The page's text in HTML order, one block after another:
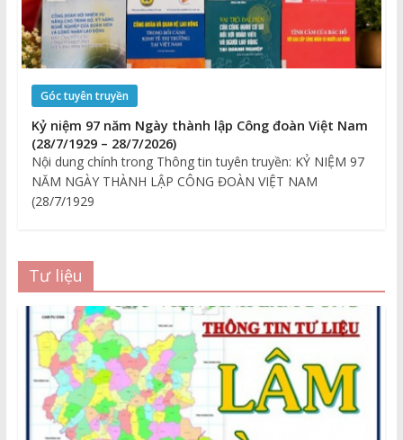
Góc tuyên truyền
Kỷ niệm 97 năm Ngày thành lập Công đoàn Việt Nam
(28/7/1929 – 28/7/2026)
Nội dung chính trong Thông tin tuyên truyền: KỶ NIỆM 97
NĂM NGÀY THÀNH LẬP CÔNG ĐOÀN VIỆT NAM
(28/7/1929
Tư liệu